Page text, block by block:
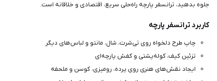
جلوه بدهید، ترانسفر پارچه راه‌حلی سریع، اقتصادی و خلاقانه است.
کاربرد ترانسفر پارچه
چاپ طرح دلخواه روی تی‌شرت، شال، مانتو و لباس‌های دیگر
تزئین کیف، کوله‌پشتی و کفش پارچه‌ای
ایجاد نقش‌های هنری روی پرده، رومیزی، کوسن و ملحفه